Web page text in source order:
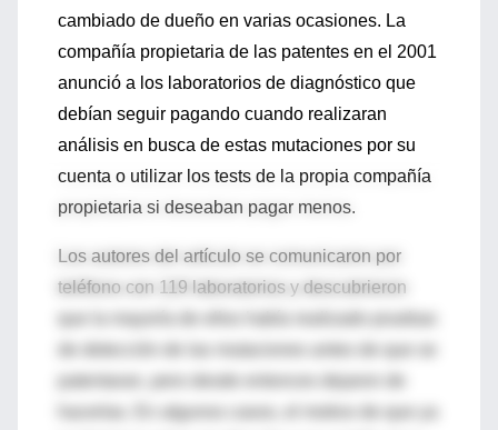
cambiado de dueño en varias ocasiones. La
compañía propietaria de las patentes en el 2001
anunció a los laboratorios de diagnóstico que
debían seguir pagando cuando realizaran
análisis en busca de estas mutaciones por su
cuenta o utilizar los tests de la propia compañía
propietaria si deseaban pagar menos.
Los autores del artículo se comunicaron por
teléfono con 119 laboratorios y descubrieron
que la mayoría de ellos había realizado pruebas
hacerlas. En algunos casos, el motivo de que ya